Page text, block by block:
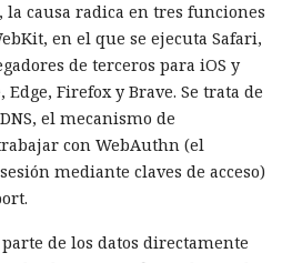
la causa radica en tres funciones
en el que se ejecuta Safari,
de terceros para iOS y
Firefox y Brave. Se trata de
el mecanismo de
con WebAuthn (el
mediante claves de acceso)
de los datos directamente